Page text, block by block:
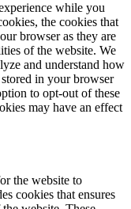
while you
the cookies that
browser as they are
of the website. We
and understand how
in your browser
to opt-out of these
may have an effect
the website to
cookies that ensures